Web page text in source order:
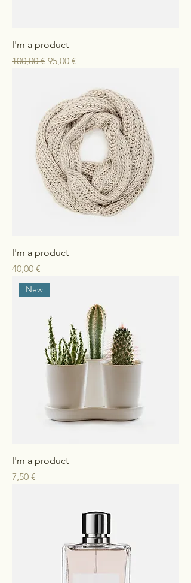
I'm a product
Standardpreis
100,00 € Sale-Preis
95,00 €
I'm a product
Preis
40,00 €
New
I'm a product
Preis
7,50 €